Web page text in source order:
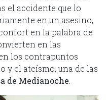
el accidente que lo
en un asesino,
en la palabra de
en las
los contrapuntos
y el ateísmo, una de las
de Medianoche